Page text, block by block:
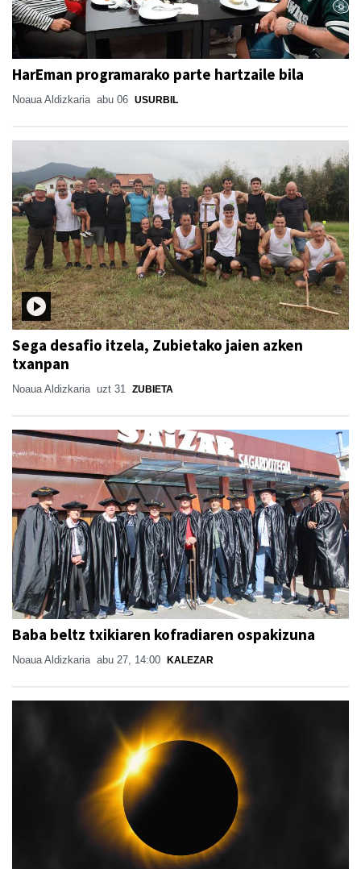
HarEman programarako parte hartzaile bila
Noaua Aldizkaria abu 06 USURBIL
Sega desafio itzela, Zubietako jaien azken
txanpan
Noaua Aldizkaria uzt 31 ZUBIETA
Baba beltz txikiaren kofradiaren ospakizuna
Noaua Aldizkaria abu 27, 14:00 KALEZAR